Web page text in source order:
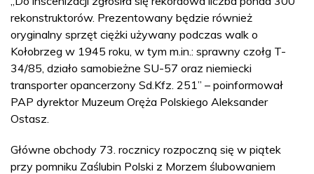
rekonstruktorów. Prezentowany będzie również
oryginalny sprzęt ciężki używany podczas walk o
Kołobrzeg w 1945 roku, w tym m.in.: sprawny czołg T-
34/85, działo samobieżne SU-57 oraz niemiecki
transporter opancerzony Sd.Kfz. 251” – poinformował
PAP dyrektor Muzeum Oręża Polskiego Aleksander
Ostasz.
Główne obchody 73. rocznicy rozpoczną się w piątek
przy pomniku Zaślubin Polski z Morzem ślubowaniem